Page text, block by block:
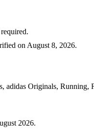
on August 8, 2026.
adidas Originals,
2026.